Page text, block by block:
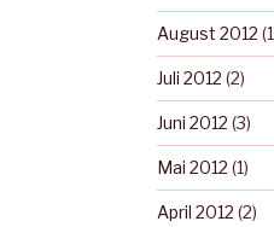
August 2012
Juli 2012 (2)
Juni 2012 (3)
Mai 2012 (1)
April 2012 (2)